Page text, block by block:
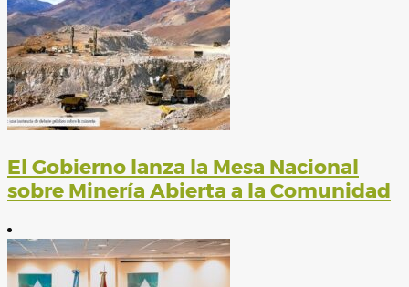
El Gobierno lanza la Mesa Nacional
sobre Minería Abierta a la Comunidad